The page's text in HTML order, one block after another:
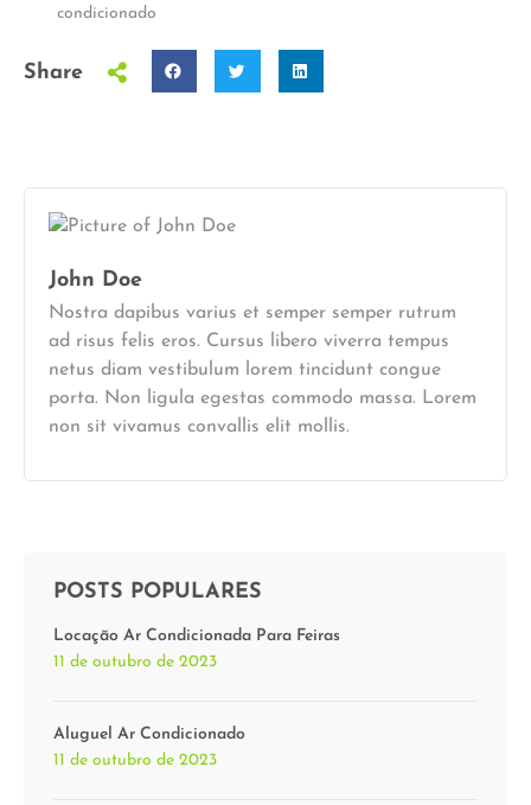
condicionado
Share
John Doe
Nostra dapibus varius et semper semper rutrum
ad risus felis eros. Cursus libero viverra tempus
netus diam vestibulum lorem tincidunt congue
porta. Non ligula egestas commodo massa. Lorem
non sit vivamus convallis elit mollis.
POSTS POPULARES
Locação Ar Condicionada Para Feiras
11 de outubro de 2023
Aluguel Ar Condicionado
11 de outubro de 2023